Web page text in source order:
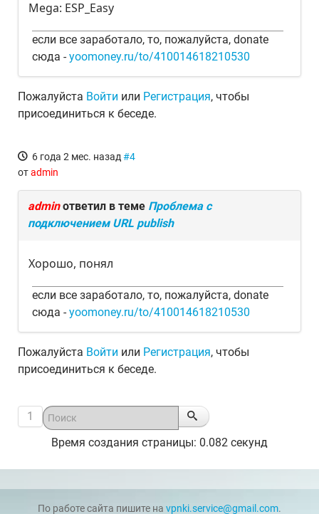
Mega: ESP_Easy
если все заработало, то, пожалуйста, donate
сюда -yoomoney.ru/to/410014618210530
Пожалуйста Войти или Регистрация, чтобы
присоединиться к беседе.
6 года 2 мес. назад #4
отadmin
adminответил в теме Проблема с
подключением URL publish
Хорошо, понял
если все заработало, то, пожалуйста, donate
сюда -yoomoney.ru/to/410014618210530
Пожалуйста Войти или Регистрация, чтобы
присоединиться к беседе.
1
Время создания страницы: 0.082 секунд
По работе сайта пишите на vpnki.service@gmail.com.